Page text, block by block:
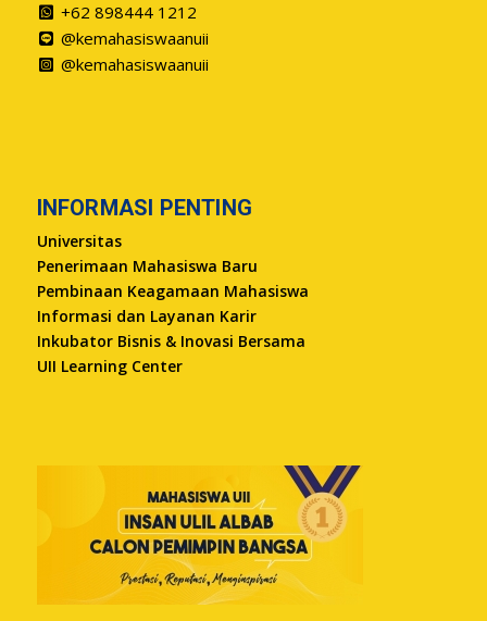
+62 898444 1212
@kemahasiswaanuii
@kemahasiswaanuii
INFORMASI PENTING
Universitas
Penerimaan Mahasiswa Baru
Pembinaan Keagamaan Mahasiswa
Informasi dan Layanan Karir
Inkubator Bisnis & Inovasi Bersama
UII Learning Center